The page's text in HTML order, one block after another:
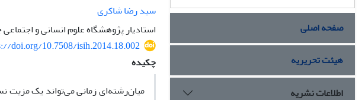
سید رضا شاکری
استادیار پژوهشگاه علوم انسانی و
doi.org/10.7508/isih.2014.18.002
چکیده
میان‌رشته‌ای زمانی می‌تواند یک مزیت
صفحه اصلی
هیئت تحریریه
اطلاعات نشریه